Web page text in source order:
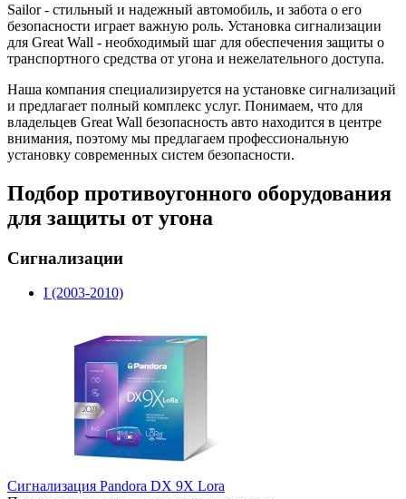
Sailor - стильный и надежный автомобиль, и забота о его
безопасности играет важную роль. Установка сигнализации
для Great Wall - необходимый шаг для обеспечения защиты о
транспортного средства от угона и нежелательного доступа.
Наша компания специализируется на установке сигнализаций
и предлагает полный комплекс услуг. Понимаем, что для
владельцев Great Wall безопасность авто находится в центре
внимания, поэтому мы предлагаем профессиональную
установку современных систем безопасности.
Подбор противоугонного оборудования
для защиты от угона
Сигнализации
I (2003-2010)
Сигнализация Pandora DX 9X Lora